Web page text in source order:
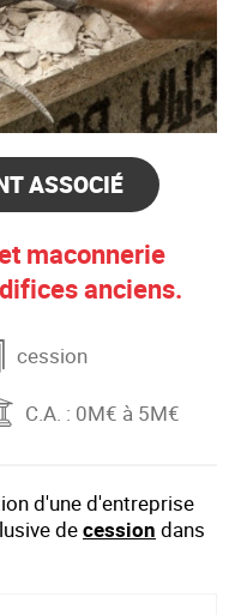
ASSOCIÉ
maconnerie
anciens.
cession
C.A. : 0M€ à 5M€
d'une d'entreprise
decession dans